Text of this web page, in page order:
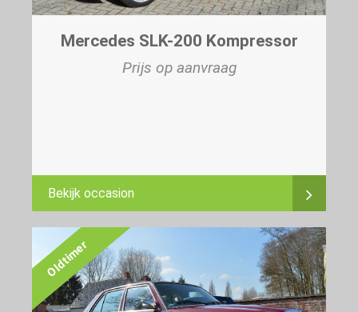
Mercedes SLK-200 Kompressor
Prijs op aanvraag
Bekijk occasion
Oldtimer